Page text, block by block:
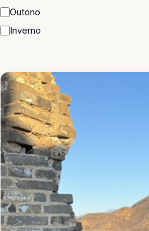
Outono
Inverno